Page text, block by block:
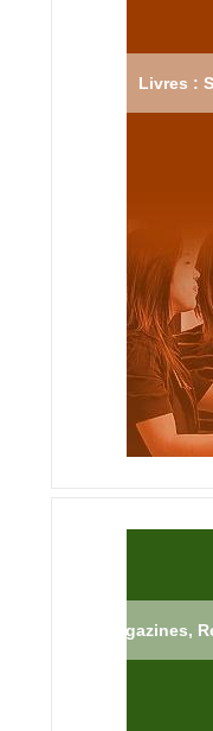
Livres :
Magazines,